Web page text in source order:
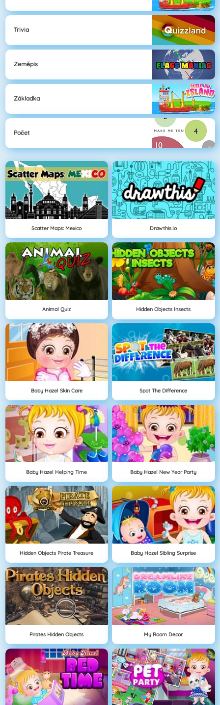
Trivia
Zeměpis
Základka
Počet
Scatter Maps: Mexico Drawthis.io
Animal Quiz Hidden Objects Insects
Baby Hazel Skin Care Spot The Difference
Baby Hazel Helping Time Baby Hazel New Year Party
Hidden Objects Pirate Treasure Baby Hazel Sibling Surprise
Pirates Hidden Objects My Room Decor